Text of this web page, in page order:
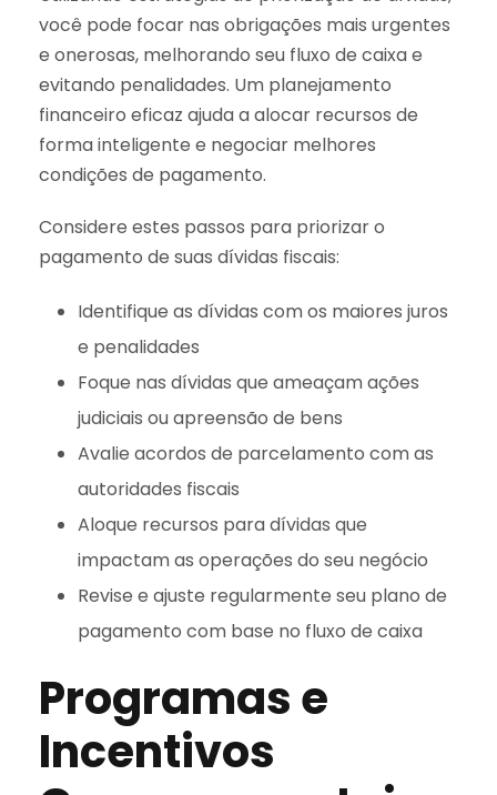
você pode focar nas obrigações mais urgentes
e onerosas, melhorando seu fluxo de caixa e
evitando penalidades. Um planejamento
financeiro eficaz ajuda a alocar recursos de
forma inteligente e negociar melhores
condições de pagamento.
Considere estes passos para priorizar o
pagamento de suas dívidas fiscais:
Identifique as dívidas com os maiores juros
e penalidades
Foque nas dívidas que ameaçam ações
judiciais ou apreensão de bens
Avalie acordos de parcelamento com as
autoridades fiscais
Aloque recursos para dívidas que
impactam as operações do seu negócio
Revise e ajuste regularmente seu plano de
pagamento com base no fluxo de caixa
Programas e
Incentivos